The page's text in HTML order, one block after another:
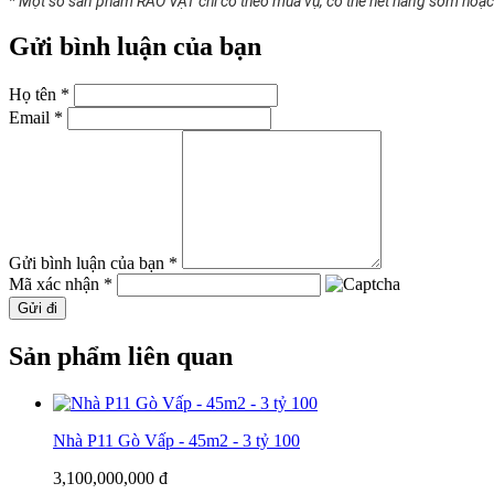
Gửi bình luận của bạn
Họ tên *
Email *
Gửi bình luận của bạn *
Mã xác nhận *
Gửi đi
Sản phẩm liên quan
Nhà P11 Gò Vấp - 45m2 - 3 tỷ 100
3,100,000,000 đ